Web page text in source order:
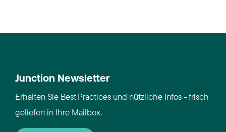
Junction Newsletter
Erhalten Sie Best Practices und nützliche Infos - frisch
geliefert in Ihre Mailbox.